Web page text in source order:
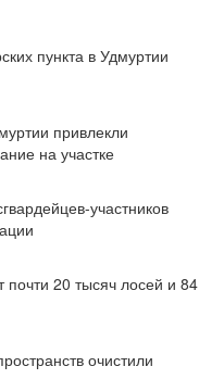
пункта в Удмуртии
привлекли
на участке
участников
почти 20 тысяч лосей и 84
очистили